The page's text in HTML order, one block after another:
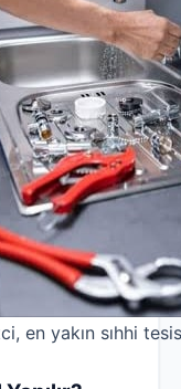
en yakın sıhhi